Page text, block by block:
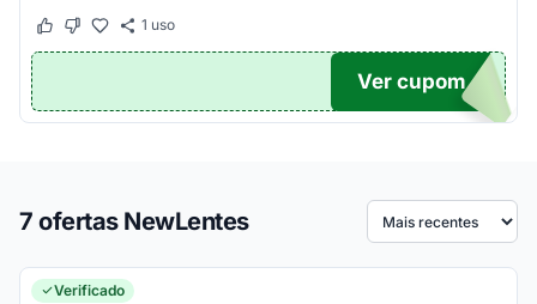
Este cupom funcionou
Este cupom não funcionou
1 uso
TICO
Ver cupom
7 ofertas NewLentes Ordenar por
Verificado